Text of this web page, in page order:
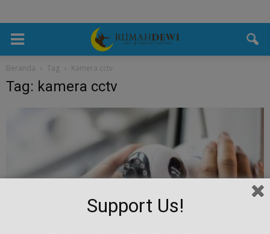
Beranda Tag Kamera cctv
Tag: kamera cctv
Support Us!